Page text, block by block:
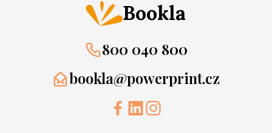
Bookla
800 040 800
bookla@powerprint.cz